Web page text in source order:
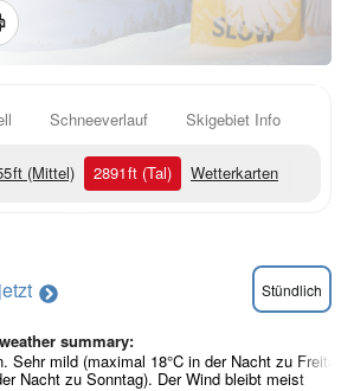
Schneeverlauf Skigebiet Info
ft (Mittel) 2891ft (Tal) Wetterkarten
jetzt Stündlich
summary:
Sehr mild (maximal 18°C in der Nacht zu
Nacht zu Sonntag). Der Wind bleibt meist